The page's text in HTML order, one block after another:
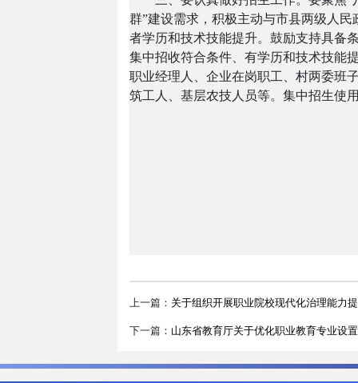
群”建设需求，积极主动与市县两级人
者学历和技术技能提升。鼓励支持具备
集中招收符合条件、有学历和技术技能
职业经理人、企业在岗职工、村两委班
筑工人、基层农技人员等。集中招生使
上一篇： 关于组织开展职业院校现代化治理能力
下一篇： 山东省教育厅关于优化职业教育专业设